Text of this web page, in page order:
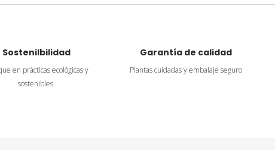
Sostenilbilidad
en prácticas ecológicas y
sostenibles.
Garantía de calidad
Plantas cuidadas y embalaje seguro